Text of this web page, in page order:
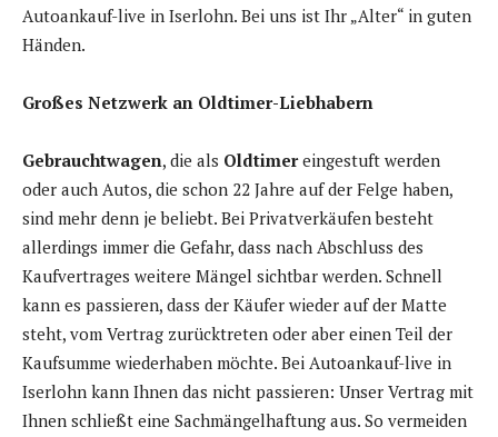
Autoankauf-live in Iserlohn. Bei uns ist Ihr „Alter“ in guten
Händen.
Großes Netzwerk an Oldtimer-Liebhabern
Gebrauchtwagen, die als Oldtimereingestuft werden
oder auch Autos, die schon 22 Jahre auf der Felge haben,
sind mehr denn je beliebt. Bei Privatverkäufen besteht
allerdings immer die Gefahr, dass nach Abschluss des
Kaufvertrages weitere Mängel sichtbar werden. Schnell
kann es passieren, dass der Käufer wieder auf der Matte
steht, vom Vertrag zurücktreten oder aber einen Teil der
Kaufsumme wiederhaben möchte. Bei Autoankauf-live in
Iserlohn kann Ihnen das nicht passieren: Unser Vertrag mit
Ihnen schließt eine Sachmängelhaftung aus. So vermeiden